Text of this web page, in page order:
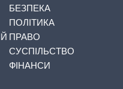
БЕЗПЕКА
ПОЛІТИКА
ПРАВО
СУСПІЛЬСТВО
ФІНАНСИ